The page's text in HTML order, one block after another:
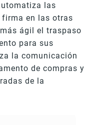
las
firma en las otras
ágil el traspaso
para sus
la comunicación
de compras y
de la